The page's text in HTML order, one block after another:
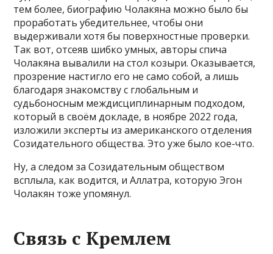
тем более, биографию Чолакяна можно было бы
проработать убедительнее, чтобы они
выдерживали хотя бы поверхностные проверки.
Так вот, отсеяв шибко умных, авторы спича
Чолакяна вывалили на стол козыри. Оказывается,
прозрение настигло его не само собой, а лишь
благодаря знакомству с глобальным и
судьбоносным междисциплинарным подходом,
который в своём докладе, в ноябре 2022 года,
изложили эксперты из американского отделения
Созидательного общества. Это уже было кое-что.
Ну, а следом за Созидательным обществом
всплыла, как водится, и Аллатра, которую Эгон
Чолакян тоже упомянул.
Связь с Кремлем